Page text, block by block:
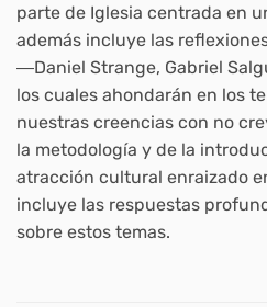
parte de Iglesia centrada en
además incluye las
―Daniel Strange, Gabriel
los cuales ahondarán en los
nuestras creencias con no
la metodología y de la
atracción cultural enraizado
incluye las respuestas
sobre estos temas.